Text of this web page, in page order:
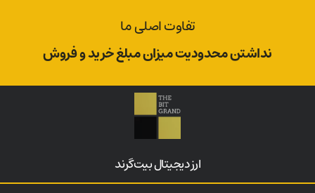
تفاوت اصلی ما
نداشتن محدودیت میزان مبلغ خرید و فروش
ارز‌ دیجیتال بیت‌گرند